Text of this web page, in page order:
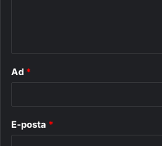
Ad *
E-posta *